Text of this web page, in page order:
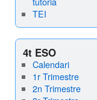
TEI
4t ESO
Calendari
1r Trimestre
2n Trimestre